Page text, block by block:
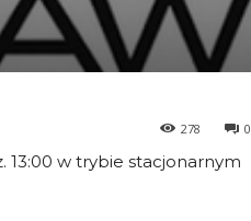
0
278
13:00 w trybie stacjonarnym